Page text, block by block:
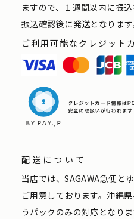
ますので、１週間以内に振
振込確認後に発送となります
ご利用可能なクレジット
配送について
当店では、SAGAWA急便と
ご用意しております。沖縄
うパックのみの対応となり